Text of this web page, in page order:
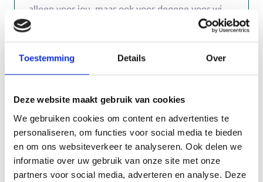
Toestemming Details Over
Deze website maakt gebruik van cookies
We gebruiken cookies om content en advertenties te
personaliseren, om functies voor social media te bieden
en om ons websiteverkeer te analyseren. Ook delen we
informatie over uw gebruik van onze site met onze
partners voor social media, adverteren en analyse. Deze
alleen voor jou, maar ook voor degene voor wie
je zorgt. Natuurlijk bent je zonder jouw naaste
ook welkom! Het gaat vooral om de gezelligheid
en even samen zijn. Amber Supèr en Cas Knol,
Wijkcentrum de Daalder, begeleiden de groep.
Zij zorgen ook dat er altijd iets lekkers bij de
thee en koffie is!